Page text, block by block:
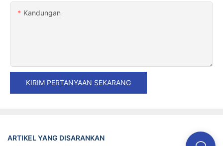
Kandungan
KIRIM PERTANYAAN SEKARANG
ARTIKEL YANG DISARANKAN